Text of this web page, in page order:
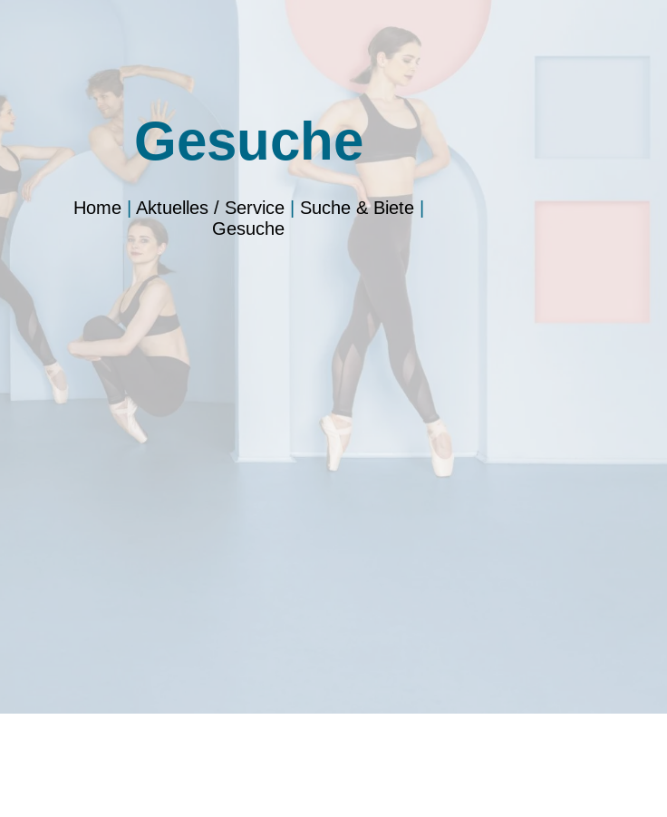
Gesuche
Home| Aktuelles / Service| Suche & Biete|
Gesuche